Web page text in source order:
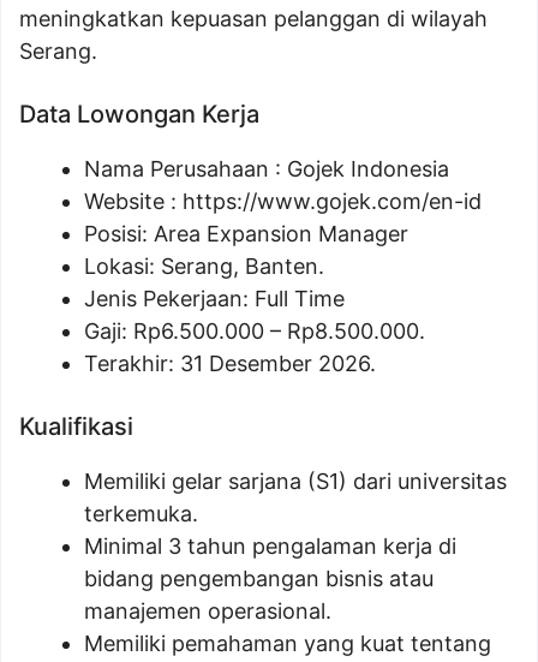
meningkatkan kepuasan pelanggan di wilayah
Serang.
Data Lowongan Kerja
Nama Perusahaan : Gojek Indonesia
Website : https://www.gojek.com/en-id
Posisi: Area Expansion Manager
Lokasi: Serang, Banten.
Jenis Pekerjaan: Full Time
Gaji: Rp6.500.000 – Rp8.500.000.
Terakhir: 31 Desember 2026.
Kualifikasi
Memiliki gelar sarjana (S1) dari universitas
terkemuka.
Minimal 3 tahun pengalaman kerja di
bidang pengembangan bisnis atau
manajemen operasional.
Memiliki pemahaman yang kuat tentang